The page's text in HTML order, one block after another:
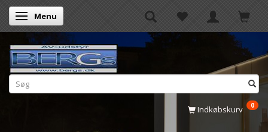
Skifte navigation
Menu
Indkøbskurv 0